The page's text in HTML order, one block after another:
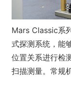
Mars Classic系
式探测系统，能
位置关系进行检
扫描测量。常规